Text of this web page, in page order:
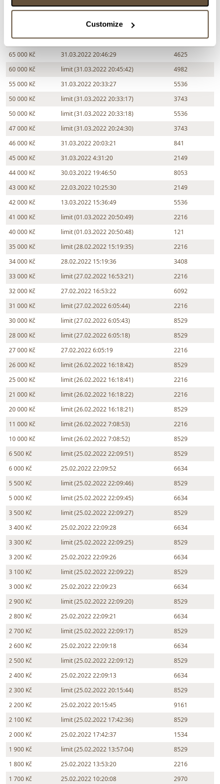
Customize
75 000 Kč
limit (31.03.2022 20:47:35)
8729
31.03.2022 20:46:33
65 000 Kč
limit (31.03.2022 20:46:28)
4982
65 000 Kč
31.03.2022 20:46:29
4625
60 000 Kč
limit (31.03.2022 20:45:42)
4982
55 000 Kč
31.03.2022 20:33:27
5536
50 000 Kč
limit (31.03.2022 20:33:17)
3743
50 000 Kč
limit (31.03.2022 20:33:18)
5536
47 000 Kč
limit (31.03.2022 20:24:30)
3743
46 000 Kč
31.03.2022 20:03:21
841
45 000 Kč
31.03.2022 4:31:20
2149
44 000 Kč
30.03.2022 19:46:50
8053
43 000 Kč
22.03.2022 10:25:30
2149
42 000 Kč
13.03.2022 15:36:49
5536
41 000 Kč
limit (01.03.2022 20:50:49)
2216
40 000 Kč
limit (01.03.2022 20:50:48)
121
35 000 Kč
limit (28.02.2022 15:19:35)
2216
34 000 Kč
28.02.2022 15:19:36
3408
33 000 Kč
limit (27.02.2022 16:53:21)
2216
32 000 Kč
27.02.2022 16:53:22
6092
31 000 Kč
limit (27.02.2022 6:05:44)
2216
30 000 Kč
limit (27.02.2022 6:05:43)
8529
28 000 Kč
limit (27.02.2022 6:05:18)
8529
27 000 Kč
27.02.2022 6:05:19
2216
26 000 Kč
limit (26.02.2022 16:18:42)
8529
25 000 Kč
limit (26.02.2022 16:18:41)
2216
21 000 Kč
limit (26.02.2022 16:18:22)
2216
20 000 Kč
limit (26.02.2022 16:18:21)
8529
11 000 Kč
limit (26.02.2022 7:08:53)
2216
10 000 Kč
limit (26.02.2022 7:08:52)
8529
6 500 Kč
limit (25.02.2022 22:09:51)
8529
6 000 Kč
25.02.2022 22:09:52
6634
5 500 Kč
limit (25.02.2022 22:09:46)
8529
5 000 Kč
limit (25.02.2022 22:09:45)
6634
3 500 Kč
limit (25.02.2022 22:09:27)
8529
3 400 Kč
25.02.2022 22:09:28
6634
3 300 Kč
limit (25.02.2022 22:09:25)
8529
3 200 Kč
25.02.2022 22:09:26
6634
3 100 Kč
limit (25.02.2022 22:09:22)
8529
3 000 Kč
25.02.2022 22:09:23
6634
2 900 Kč
limit (25.02.2022 22:09:20)
8529
2 800 Kč
25.02.2022 22:09:21
6634
2 700 Kč
limit (25.02.2022 22:09:17)
8529
2 600 Kč
25.02.2022 22:09:18
6634
2 500 Kč
limit (25.02.2022 22:09:12)
8529
2 400 Kč
25.02.2022 22:09:13
6634
2 300 Kč
limit (25.02.2022 20:15:44)
8529
2 200 Kč
25.02.2022 20:15:45
9161
2 100 Kč
limit (25.02.2022 17:42:36)
8529
2 000 Kč
25.02.2022 17:42:37
1534
1 900 Kč
limit (25.02.2022 13:57:04)
8529
1 800 Kč
25.02.2022 13:53:20
2216
1 700 Kč
25.02.2022 10:20:08 2970